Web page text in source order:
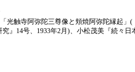
光触寺阿弥陀三尊像と頬焼阿弥陀縁起」
究』14号、1933年2月)、小松茂美『続々